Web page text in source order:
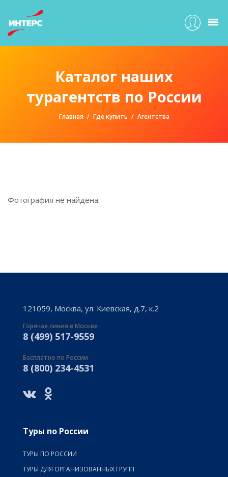
Каталог наших
турагентств по России
Главная Где купить Агентства
Фотография не найдена.
121059, Москва, ул. Киевская, д.7, к.2
Горячая линия в Москве
8 (499) 517-9559
Бесплатно по России
8 (800) 234-4531
Туры по России
ТУРЫ ПО РОССИИ
ТУРЫ ДЛЯ ОРГАНИЗОВАННЫХ ГРУПП